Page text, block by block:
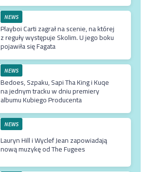
NEWS
Playboi Carti zagrał na scenie, na której
z reguły występuje Skolim. U jego boku
pojawiła się Fagata
NEWS
Bedoes, Szpaku, Sapi Tha King i Kuqe
na jednym tracku w dniu premiery
albumu Kubiego Producenta
NEWS
Lauryn Hill i Wyclef Jean zapowiadają
nową muzykę od The Fugees